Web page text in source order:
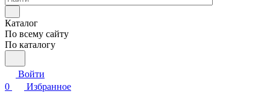
Каталог
По всему сайту
По каталогу
Войти
0
Избранное